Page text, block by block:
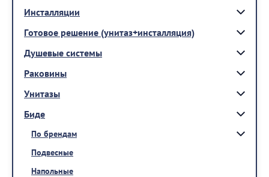
Инсталляции
Готовое решение (унитаз+инсталляция)
Душевые системы
Раковины
Унитазы
Биде
По брендам
Подвесные
Напольные